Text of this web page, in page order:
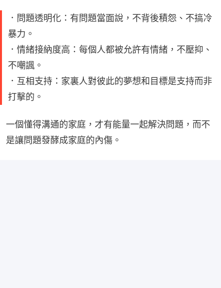
．問題透明化：有問題當面說，不背後積怨、不搞冷
暴力。
．情緒接納度高：每個人都被允許有情緒，不壓抑、
不嘲諷。
．互相支持：家裏人對彼此的夢想和目標是支持而非
打擊的。
一個懂得溝通的家庭，才有能量一起解決問題，而不
是讓問題發酵成家庭的內傷。